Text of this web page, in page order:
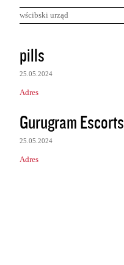
wścibski urząd
K
o
m
e
n
t
r
pills
25.05.2024
Adres
Gurugram Escorts
25.05.2024
Adres